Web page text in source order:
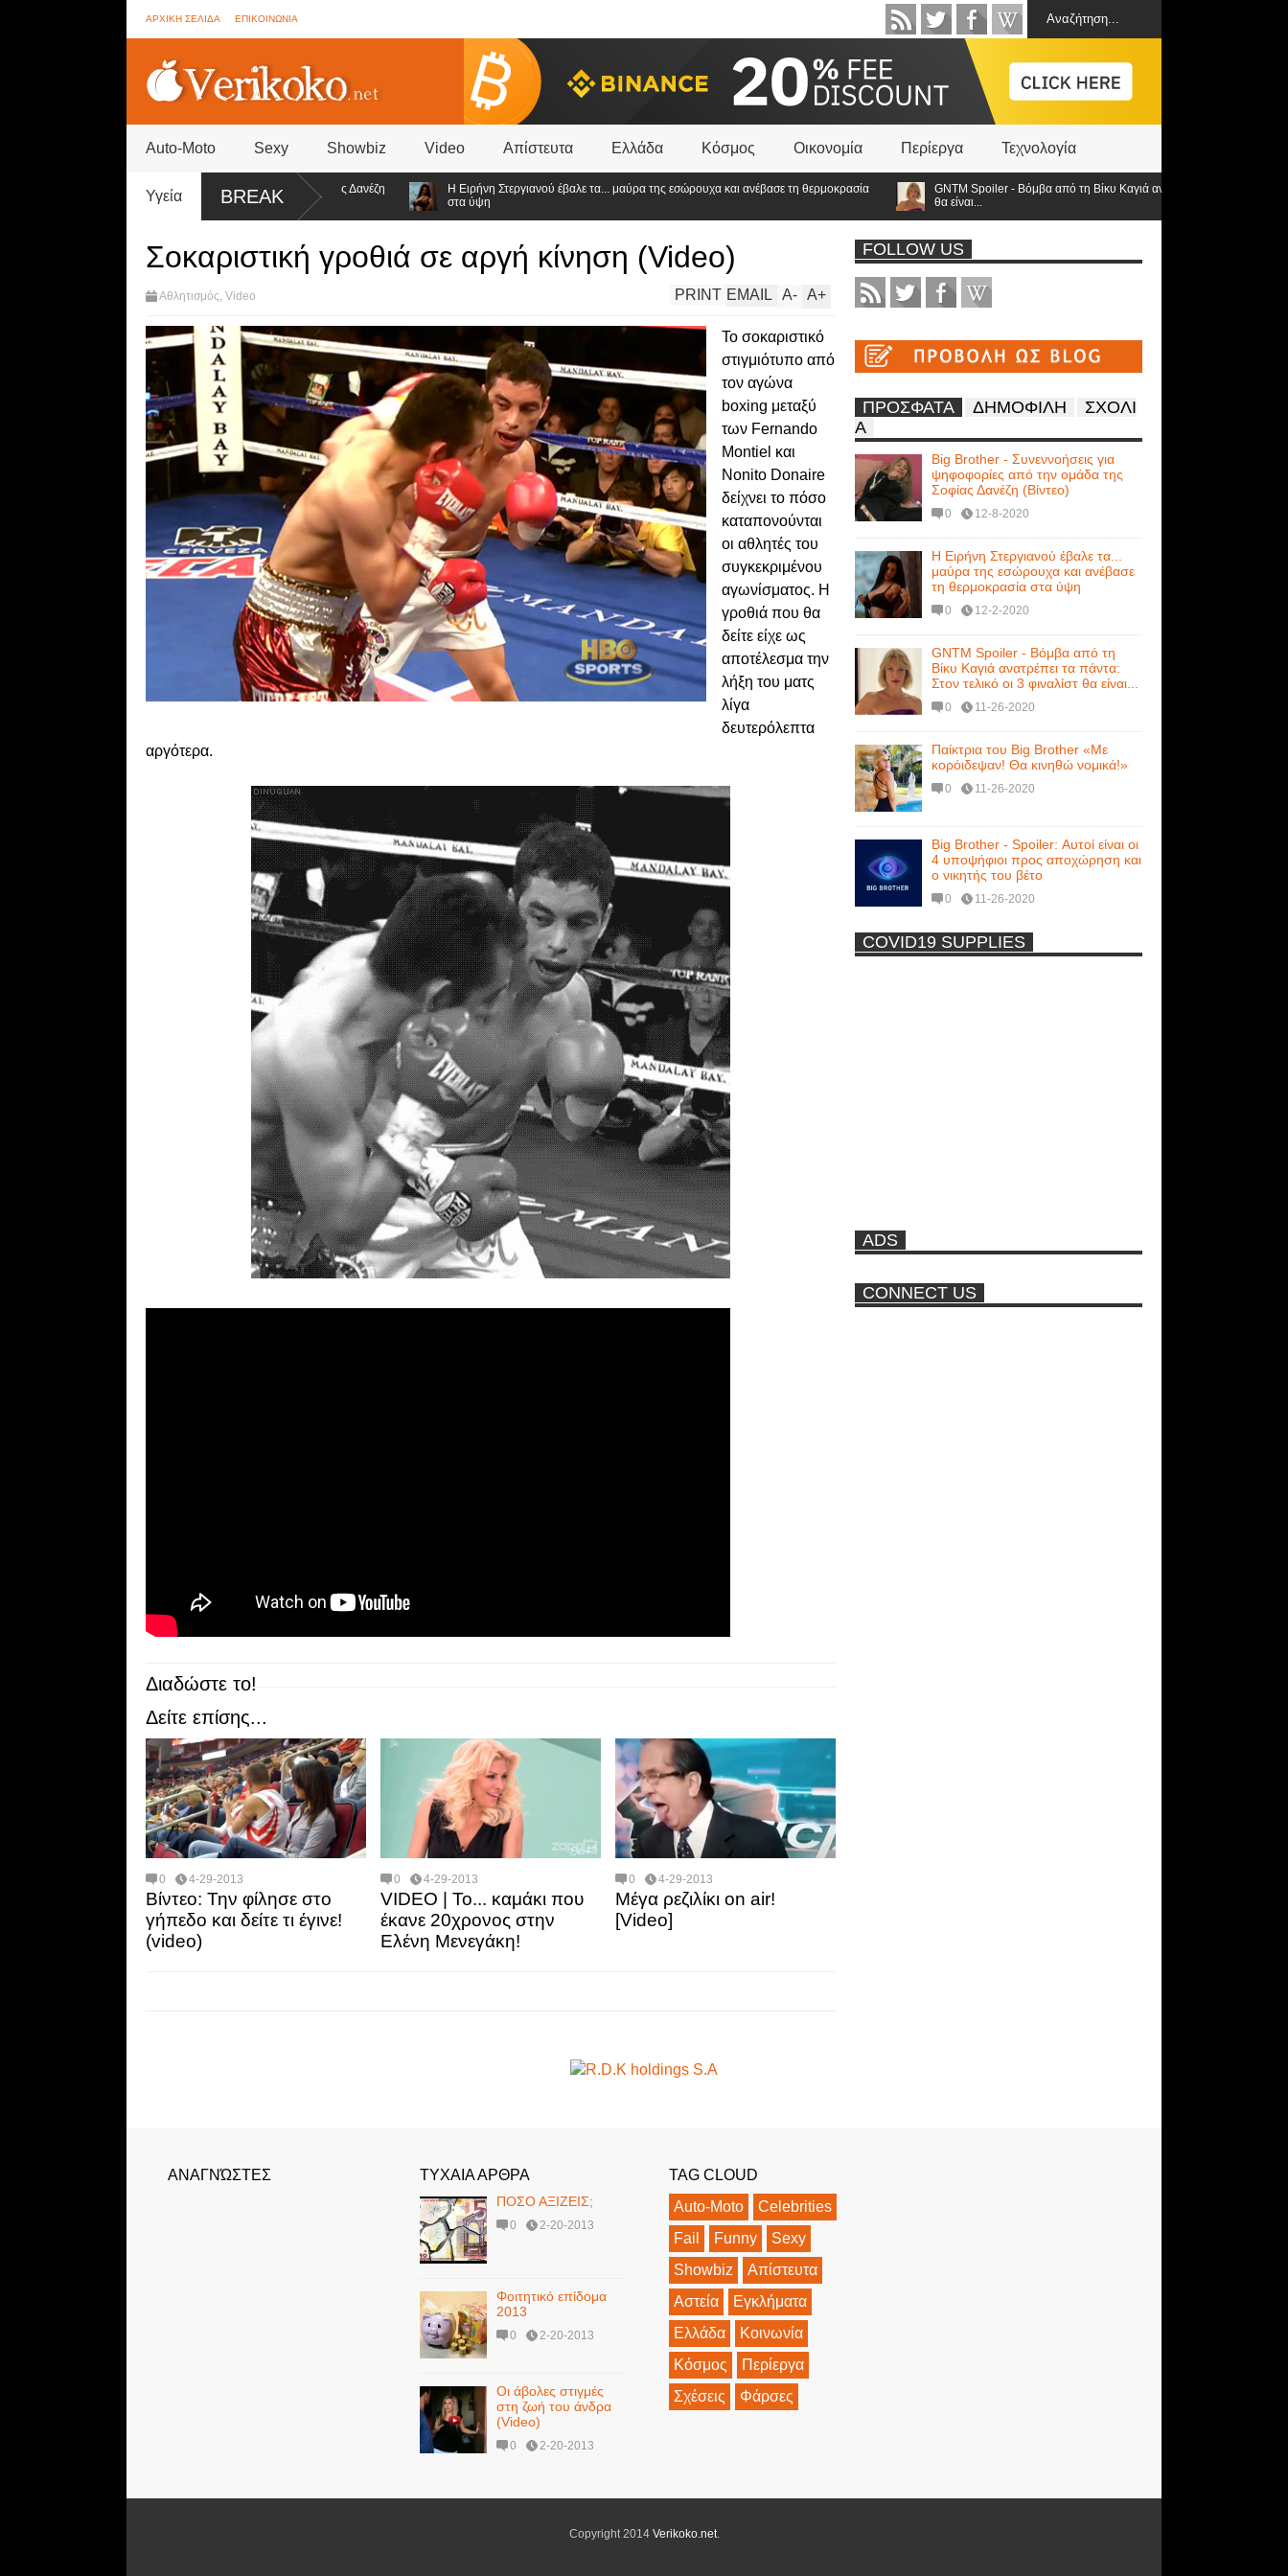
ΑΡΧΙΚΗ ΣΕΛΙΔΑ ΕΠΙΚΟΙΝΩΝΙΑ
Auto-Moto Sexy Showbiz Video Απίστευτα Ελλάδα Κόσμος Οικονομία Περίεργα Τεχνολογία
Υγεία BREAK
- Συνεννοήσεις για ψηφοφορίες από την ομάδα της Σοφίας Δανέζη
Η Ειρήνη Στεργιανού έβαλε τα... μαύρα της εσώρουχα και ανέβασε τη θερμοκρασία
στα ύψη
GNTM Spoiler - Βόμβα από τη Βίκυ Καγιά ανατρέπει τα πάντα: Στον τελικό
θα είναι...
Σοκαριστική γροθιά σε αργή κίνηση (Video)
Αθλητισμός Video A+
A-
EMAIL
PRINT
Το σοκαριστικό
στιγμιότυπο από
τον αγώνα
boxing μεταξύ
των Fernando
Montiel και
Nonito Donaire
δείχνει το πόσο
καταπονούνται
οι αθλητές του
συγκεκριμένου
αγωνίσματος. Η
γροθιά που θα
δείτε είχε ως
αποτέλεσμα την
λήξη του ματς
λίγα
δευτερόλεπτα
αργότερα.
Διαδώστε το!
Δείτε επίσης...
0 4-29-2013
Βίντεο: Την φίλησε στο
γήπεδο και δείτε τι έγινε!
(video)
0 4-29-2013
VIDEO | Το... καμάκι που
έκανε 20χρονος στην
Ελένη Μενεγάκη!
0 4-29-2013
Μέγα ρεζιλίκι οn air!
[Video]
FOLLOW US
ΠΡΟΣΦΑΤΑ ΔΗΜΟΦΙΛΗ
ΣΧΟΛΙ
Α
Big Brother - Συνεννοήσεις για
ψηφοφορίες από την ομάδα της
Σοφίας Δανέζη (Βίντεο)
0 12-8-2020
Η Ειρήνη Στεργιανού έβαλε τα...
μαύρα της εσώρουχα και ανέβασε
τη θερμοκρασία στα ύψη
0 12-2-2020
GNTM Spoiler - Βόμβα από τη
Βίκυ Καγιά ανατρέπει τα πάντα:
Στον τελικό οι 3 φιναλίστ θα είναι...
0 11-26-2020
Παίκτρια του Big Brother «Με
κορόιδεψαν! Θα κινηθώ νομικά!»
0 11-26-2020
Big Brother - Spoiler: Αυτοί είναι οι
4 υποψήφιοι προς αποχώρηση και
ο νικητής του βέτο
0 11-26-2020
Η Εύα Λάσκαρη Γυμνή Στο
πισίνα
-
COVID19 SUPPLIES
ADS
CONNECT US
ΑΝΑΓΝΏΣΤΕΣ ΤΥΧΑΙΑ ΑΡΘΡΑ
ΠΟΣΟ ΑΞΙΖΕΙΣ;
0 2-20-2013
Φοιτητικό επίδομα
2013
0 2-20-2013
Οι άβολες στιγμές
στη ζωή του άνδρα
(Video)
0 2-20-2013
TAG CLOUD
Auto-Moto
Celebrities
Fail
Funny
Sexy
Showbiz
Απίστευτα
Αστεία
Εγκλήματα
Ελλάδα
Κοινωνία
Κόσμος
Περίεργα
Σχέσεις
Φάρσες
Copyright 2014 Verikoko.net.